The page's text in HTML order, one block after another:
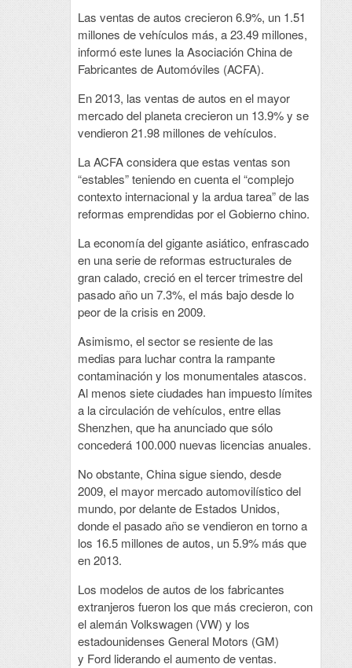
Las ventas de autos crecieron 6.9%, un 1.51
millones de vehículos más, a 23.49 millones,
informó este lunes la Asociación China de
Fabricantes de Automóviles (ACFA).
En 2013, las ventas de autos en el mayor
mercado del planeta crecieron un 13.9% y se
vendieron 21.98 millones de vehículos.
La ACFA considera que estas ventas son
“estables” teniendo en cuenta el “complejo
contexto internacional y la ardua tarea” de las
reformas emprendidas por el Gobierno chino.
La economía del gigante asiático, enfrascado
en una serie de reformas estructurales de
gran calado, creció en el tercer trimestre del
pasado año un 7.3%, el más bajo desde lo
peor de la crisis en 2009.
Asimismo, el sector se resiente de las
medias para luchar contra la rampante
contaminación y los monumentales atascos.
Al menos siete ciudades han impuesto límites
a la circulación de vehículos, entre ellas
Shenzhen, que ha anunciado que sólo
concederá 100.000 nuevas licencias anuales.
No obstante, China sigue siendo, desde
2009, el mayor mercado automovilístico del
mundo, por delante de Estados Unidos,
donde el pasado año se vendieron en torno a
los 16.5 millones de autos, un 5.9% más que
en 2013.
Los modelos de autos de los fabricantes
extranjeros fueron los que más crecieron, con
el alemán Volkswagen (VW) y los
estadounidenses General Motors (GM)
y Ford liderando el aumento de ventas.